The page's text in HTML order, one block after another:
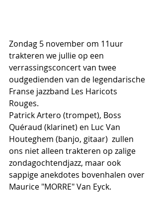
Zondag 5 november om 11uur
trakteren we jullie op een
verrassingsconcert van twee
oudgedienden van de legendarische
Franse jazzband Les Haricots
Rouges.
Patrick Artero (trompet), Boss
Quéraud (klarinet) en Luc Van
Houteghem (banjo, gitaar)  zullen
ons niet alleen trakteren op zalige
zondagochtendjazz, maar ook
sappige anekdotes bovenhalen over
Maurice "MORRE" Van Eyck.